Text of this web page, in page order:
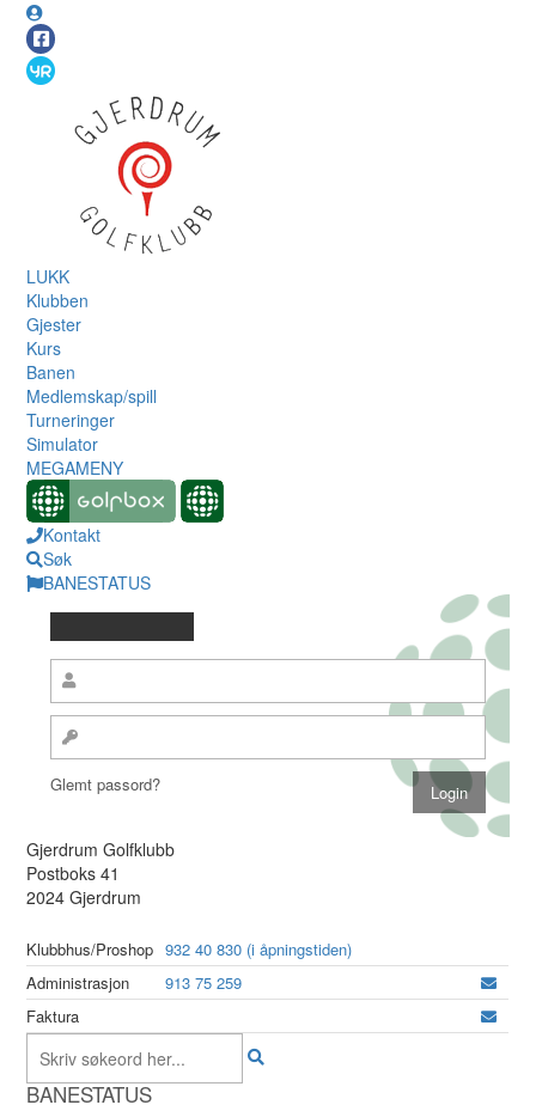
LUKK
Klubben
Gjester
Kurs
Banen
Medlemskap/spill
Turneringer
Simulator
MEGAMENY
Kontakt
Søk
BANESTATUS
Glemt passord?
Gjerdrum Golfklubb
Postboks 41
2024 Gjerdrum
Klubbhus/Proshop 932 40 830 (i åpningstiden)
Administrasjon
913 75 259
Faktura
BANESTATUS